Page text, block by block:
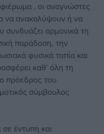
, οι αναγνώστες
να ανακαλύψουν ή να
αρμονικά τη
παράδοση, την
φυσικά τοπία και
καθ’ όλη τη
πρόεδρος του
σύμβουλος
σε έντυπη και